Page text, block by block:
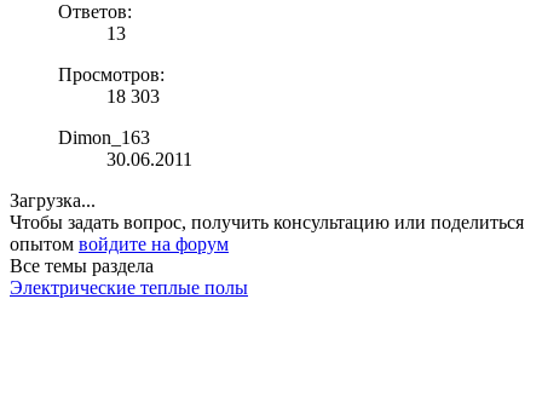
Ответов:
13
Просмотров:
18 303
Dimon_163
30.06.2011
Загрузка...
Чтобы задать вопрос, получить консультацию или поделиться
опытом войдите на форум
Все темы раздела
Электрические теплые полы